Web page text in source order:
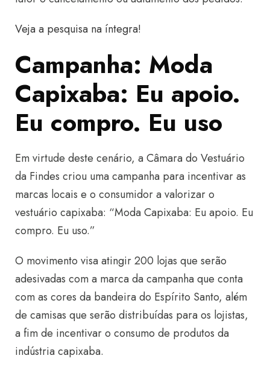
Veja a pesquisa na íntegra!
Campanha: Moda
Capixaba: Eu apoio.
Eu compro. Eu uso
Em virtude deste cenário, a Câmara do Vestuário
da Findes criou uma campanha para incentivar as
marcas locais e o consumidor a valorizar o
vestuário capixaba: “Moda Capixaba: Eu apoio. Eu
compro. Eu uso.”
O movimento visa atingir 200 lojas que serão
adesivadas com a marca da campanha que conta
com as cores da bandeira do Espírito Santo, além
de camisas que serão distribuídas para os lojistas,
a fim de incentivar o consumo de produtos da
indústria capixaba.